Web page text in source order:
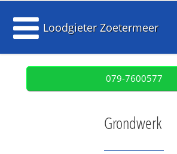
Loodgieter Zoetermeer
079-7600577
Grondwerk